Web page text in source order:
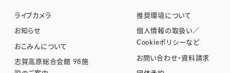
ライブカメラ
お知らせ
おこみんについて
志賀高原総合会館 98施
推奨環境について
個人情報の取扱い／
Cookieポリシーなど
お問い合わせ・資料請求